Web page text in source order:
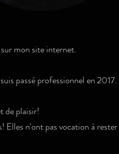
mon site internet.
passé professionnel en 2017.
de plaisir!
Elles n'ont pas vocation à